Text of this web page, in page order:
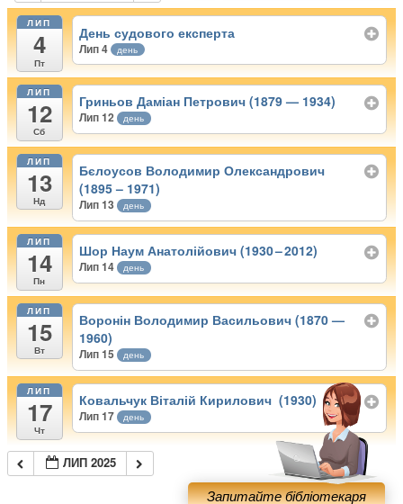
ЛИП
4
Пт
День судового експерта
Лип 4 день
ЛИП
12
Сб
Гриньов Даміан Петрович (1879 — 1934)
Лип 12 день
ЛИП
13
Нд
Бєлоусов Володимир Олександрович
(1895 – 1971)
Лип 13 день
ЛИП
14
Пн
Шор Наум Анатолійович (1930 – 2012)
Лип 14 день
ЛИП
15
Вт
Воронін Володимир Васильович (1870 —
1960)
Лип 15 день
ЛИП
17
Чт
Ковальчук Віталій Кирилович (1930)
Лип 17 день
ЛИП 2025